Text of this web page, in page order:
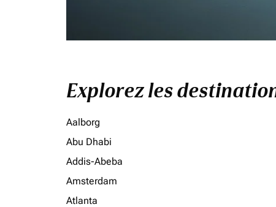
Explorez les
Aalborg
Abu Dhabi
Addis-Abeba
Amsterdam
Atlanta